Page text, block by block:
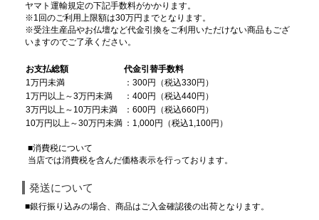
ヤマト運輸規定の下記手数料がかかります。
※1回のご利用上限額は30万円までとなります。
※受注生産品やお仏壇など代金引換をご利用いただけない商品もござ
いますのでご了承ください。
お支払総額
代金引替手数料
1万円未満
：300円（税込330円）
1万円以上～3万円未満
：400円（税込440円）
3万円以上～10万円未満
：600円（税込660円）
10万円以上～30万円未満 ：1,000円（税込1,100円）
■消費税について
当店では消費税を含んだ価格表示を行っております。
発送について
■銀行振り込みの場合、商品はご入金確認後の出荷となります。